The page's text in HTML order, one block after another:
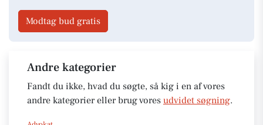
Modtag bud gratis
Andre kategorier
Fandt du ikke, hvad du søgte, så kig i en af vores
andre kategorier eller brug vores udvidet søgning.